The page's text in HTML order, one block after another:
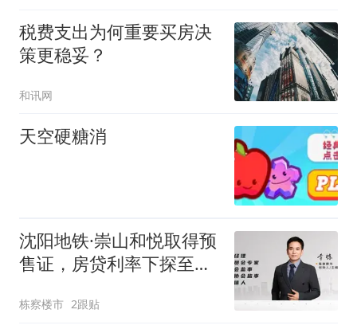
税费支出为何重要买房决
策更稳妥？
和讯网
天空硬糖消
沈阳地铁·崇山和悦取得预
售证，房贷利率下探至
栋察楼市 2跟贴